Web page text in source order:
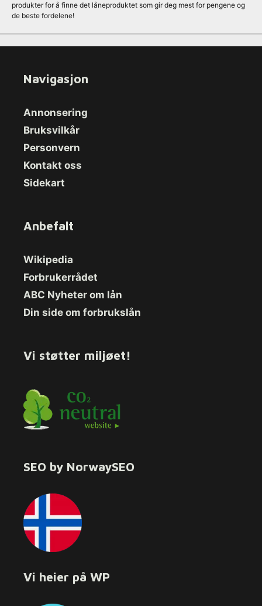
produkter for å finne det låneproduktet som gir deg mest for pengene og
de beste fordelene!
Navigasjon
Annonsering
Bruksvilkår
Personvern
Kontakt oss
Sidekart
Anbefalt
Wikipedia
Forbrukerrådet
ABC Nyheter om lån
Din side om forbrukslån
Vi støtter miljøet!
SEO by NorwaySEO
Vi heier på WP